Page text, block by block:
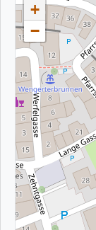
+
−